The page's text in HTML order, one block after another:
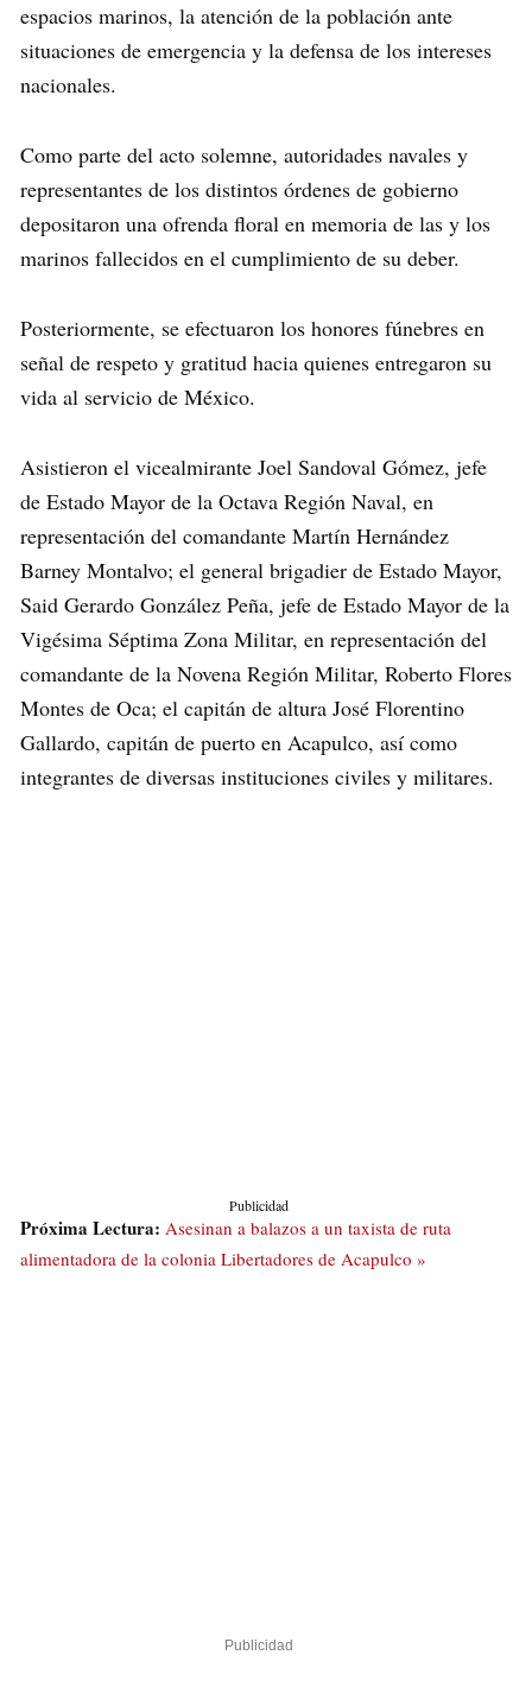
espacios marinos, la atención de la población ante
situaciones de emergencia y la defensa de los intereses
nacionales.
Como parte del acto solemne, autoridades navales y
representantes de los distintos órdenes de gobierno
depositaron una ofrenda floral en memoria de las y los
marinos fallecidos en el cumplimiento de su deber.
Posteriormente, se efectuaron los honores fúnebres en
señal de respeto y gratitud hacia quienes entregaron su
vida al servicio de México.
Asistieron el vicealmirante Joel Sandoval Gómez, jefe
de Estado Mayor de la Octava Región Naval, en
representación del comandante Martín Hernández
Barney Montalvo; el general brigadier de Estado Mayor,
Said Gerardo González Peña, jefe de Estado Mayor de la
Vigésima Séptima Zona Militar, en representación del
comandante de la Novena Región Militar, Roberto Flores
Montes de Oca; el capitán de altura José Florentino
Gallardo, capitán de puerto en Acapulco, así como
integrantes de diversas instituciones civiles y militares.
Publicidad
Próxima Lectura: Asesinan a balazos a un taxista de ruta
alimentadora de la colonia Libertadores de Acapulco »
Publicidad